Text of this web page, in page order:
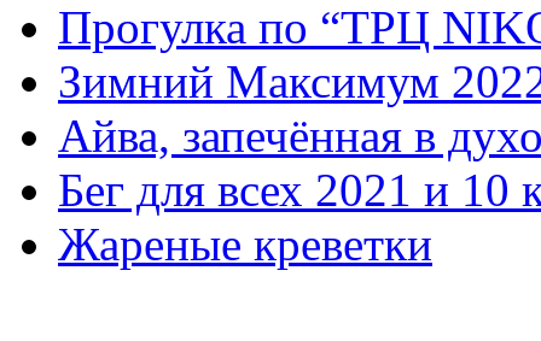
Прогулка по “ТРЦ
Зимний Максимум
Айва, запечённая в
Бег для всех 2021 и 10
Жареные креветки